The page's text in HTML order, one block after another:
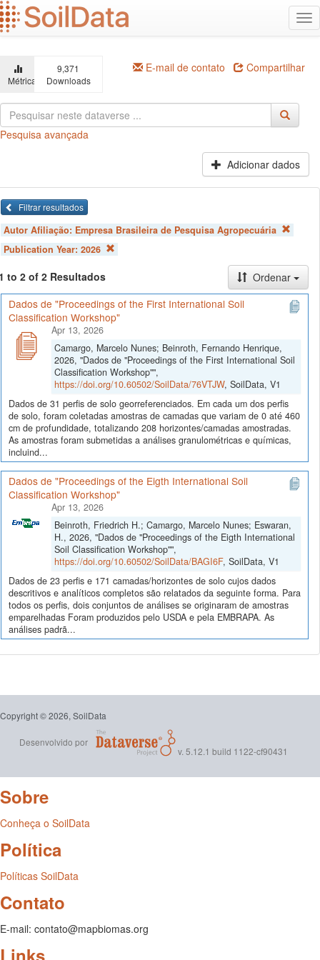
Ir
para
o
principal
Métricas
9,371
Downloads
E-mail de contato Compartilhar
Pesquisa avançada
Adicionar dados
Filtrar resultados
Autor Afiliação: Empresa Brasileira de Pesquisa Agropecuária
Publication Year: 2026
to 2 of 2 Resultados
Ordenar
Dados de "Proceedings of the First International Soil
Classification Workshop"
Apr 13, 2026
Camargo, Marcelo Nunes; Beinroth, Fernando Henrique,
2026, "Dados de "Proceedings of the First International Soil
Classification Workshop"",
https://doi.org/10.60502/SoilData/76VTJW, SoilData, V1
Dados de 31 perfis de solo georreferenciados. Em cada um dos perfis
de solo, foram coletadas amostras de camadas que variam de 0 até 460
cm de profundidade, totalizando 208 horizontes/camadas amostradas.
As amostras foram submetidas a análises granulométricas e químicas,
incluind...
Dados de "Proceedings of the Eigth International Soil
Classification Workshop"
Apr 13, 2026
Beinroth, Friedrich H.; Camargo, Marcelo Nunes; Eswaran,
H., 2026, "Dados de "Proceedings of the Eigth International
Soil Classification Workshop"",
https://doi.org/10.60502/SoilData/BAGI6F, SoilData, V1
Dados de 23 perfis e 171 camadas/horizontes de solo cujos dados
descritivos e analíticos completos são relatados da seguinte forma. Para
todos os perfis, dois conjuntos de análises se originaram de amostras
emparelhadas Foram produzidos pelo USDA e pela EMBRAPA. As
análises padrã...
Copyright © 2026, SoilData
Desenvolvido por
v. 5.12.1 build 1122-cf90431
Sobre
Conheça o SoilData
Política
Políticas SoilData
Contato
E-mail: contato@mapbiomas.org
Links